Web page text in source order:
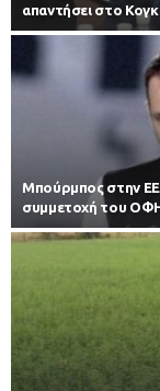
απαντήσει στο
Μπούρμπος στην ΕΕ
συμμετοχή του